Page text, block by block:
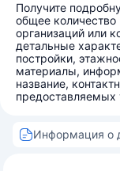
Получите
общее количество
организаций или
детальные
постройки,
материалы,
название,
предоставляемых
Информация о